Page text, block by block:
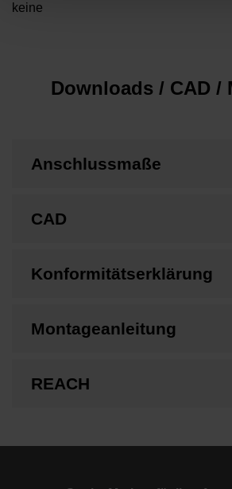
keine
Downloads / CAD /
Anschlussmaße
CAD
Konformitätserklärung
Montageanleitung
REACH